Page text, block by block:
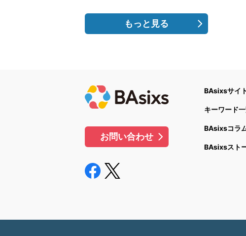
もっと見る
お問い合わせ
BAsixsサイ
キーワード
BAsixsコラ
BAsixsスト